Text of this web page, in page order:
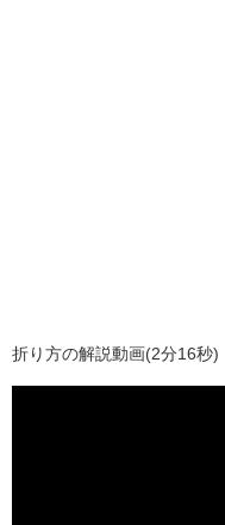
折り方の解説動画(2分16秒)